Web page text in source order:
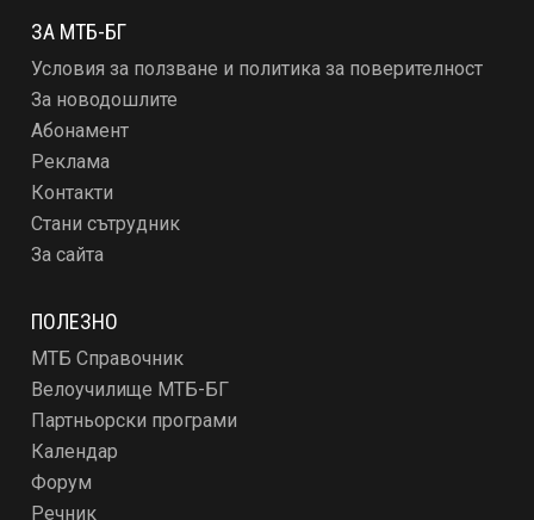
ЗА МТБ-БГ
Условия за ползване и политика за поверителност
За новодошлите
Абонамент
Реклама
Контакти
Стани сътрудник
За сайта
ПОЛЕЗНО
МТБ Справочник
Велоучилище МТБ-БГ
Партньорски програми
Календар
Форум
Речник